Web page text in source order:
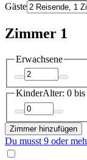
Gäste
Zimmer 1
Erwachsene
KinderAlter: 0 bis
Zimmer hinzufügen
Du musst 9 oder